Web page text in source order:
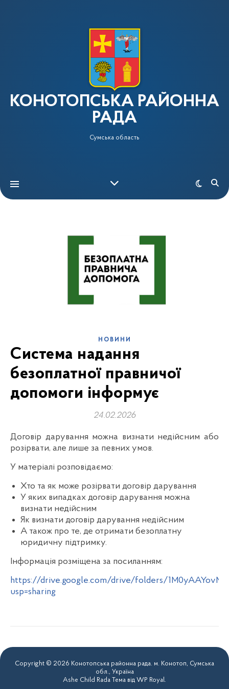
КОНОТОПСЬКА РАЙОННА
РАДА
Сумська область
НОВИНИ
Система надання
безоплатної правничої
допомоги інформує
24.02.2026
Договір дарування можна визнати недійсним або
розірвати, але лише за певних умов.
У матеріалі розповідаємо:
Хто та як може розірвати договір дарування
У яких випадках договір дарування можна
визнати недійсним
Як визнати договір дарування недійсним
А також про те, де отримати безоплатну
юридичну підтримку.
Інформація розміщена за посиланням:
https://drive.google.com/drive/folders/
usp=sharing
Copyright © 2026 Конотопська районна рада. м. Конотоп, Сумська
обл., Україна
Ashe Child Rada Тема від WP Royal.